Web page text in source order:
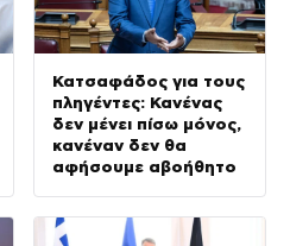
Κατσαφάδος για τους
πληγέντες: Κανένας
δεν μένει πίσω μόνος,
κανέναν δεν θα
αφήσουμε αβοήθητο